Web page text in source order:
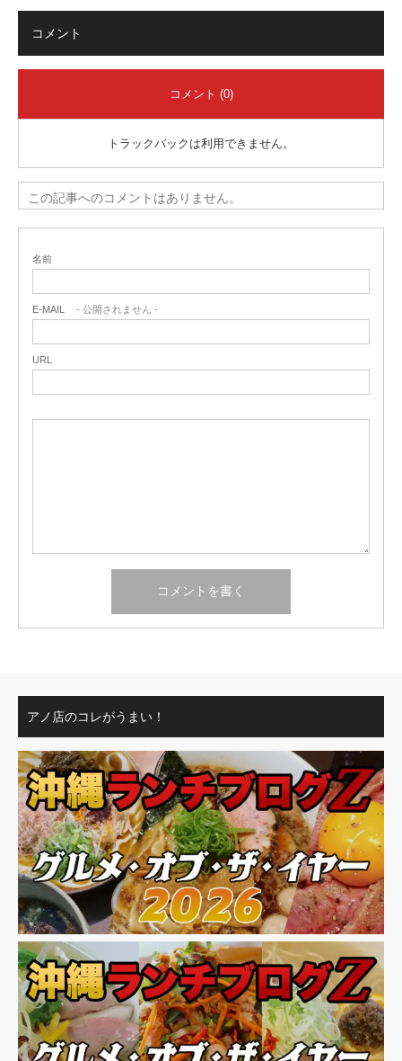
コメント
コメント (0)
トラックバックは利用できません。
この記事へのコメントはありません。
名前
E-MAIL - 公開されません -
URL
アノ店のコレがうまい！